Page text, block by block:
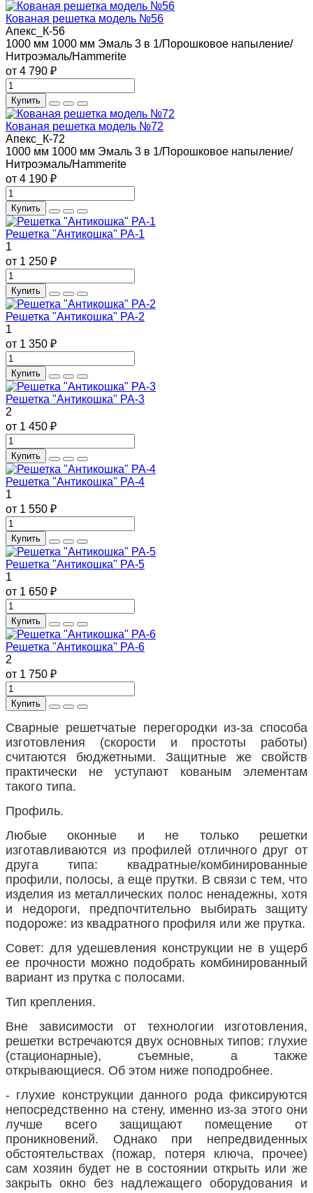
Кованая решетка модель №56
Апекс_К-56
1000 мм 1000 мм Эмаль 3 в 1/Порошковое напыление/
Нитроэмаль/Hammerite
от 4 790 ₽
Купить
Кованая решетка модель №72
Апекс_К-72
1000 мм 1000 мм Эмаль 3 в 1/Порошковое напыление/
Нитроэмаль/Hammerite
от 4 190 ₽
Купить
Решетка "Антикошка" РА-1
1
от 1 250 ₽
Купить
Решетка "Антикошка" РА-2
1
от 1 350 ₽
Купить
Решетка "Антикошка" РА-3
2
от 1 450 ₽
Купить
Решетка "Антикошка" РА-4
1
от 1 550 ₽
Купить
Решетка "Антикошка" РА-5
1
от 1 650 ₽
Купить
Решетка "Антикошка" РА-6
2
от 1 750 ₽
Купить
Сварные решетчатые перегородки из-за способа
изготовления (скорости и простоты работы)
считаются бюджетными. Защитные же свойств
практически не уступают кованым элементам
такого типа.
Профиль.
Любые оконные и не только решетки
изготавливаются из профилей отличного друг от
друга типа: квадратные/комбинированные
профили, полосы, а еще прутки. В связи с тем, что
изделия из металлических полос ненадежны, хотя
и недороги, предпочтительно выбирать защиту
подороже: из квадратного профиля или же прутка.
Совет: для удешевления конструкции не в ущерб
ее прочности можно подобрать комбинированный
вариант из прутка с полосами.
Тип крепления.
Вне зависимости от технологии изготовления,
решетки встречаются двух основных типов: глухие
(стационарные), съемные, а также
открывающиеся. Об этом ниже поподробнее.
- глухие конструкции данного рода фиксируются
непосредственно на стену, именно из-за этого они
лучше всего защищают помещение от
проникновений. Однако при непредвиденных
обстоятельствах (пожар, потеря ключа, прочее)
сам хозяин будет не в состоянии открыть или же
закрыть окно без надлежащего оборудования и